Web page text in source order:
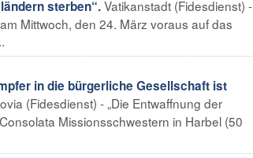
sterben“.Vatikanstadt (Fidesdienst) -
Mittwoch, den 24. März voraus auf das
in die bürgerliche Gesellschaft ist
(Fidesdienst) - „Die Entwaffnung der
Missionsschwestern in Harbel (50